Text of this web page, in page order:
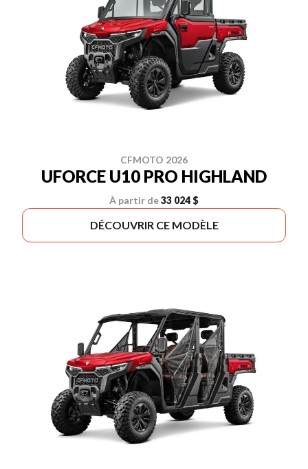
CFMOTO 2026
UFORCE U10 PRO HIGHLAND
À partir de33 024 $
DÉCOUVRIR CE MODÈLE